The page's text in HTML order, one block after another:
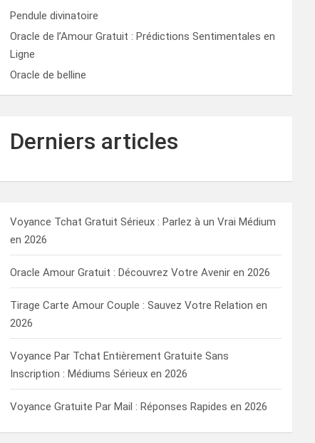
Pendule divinatoire
Oracle de l’Amour Gratuit : Prédictions Sentimentales en
Ligne
Oracle de belline
Derniers articles
Voyance Tchat Gratuit Sérieux : Parlez à un Vrai Médium
en 2026
Oracle Amour Gratuit : Découvrez Votre Avenir en 2026
Tirage Carte Amour Couple : Sauvez Votre Relation en
2026
Voyance Par Tchat Entièrement Gratuite Sans
Inscription : Médiums Sérieux en 2026
Voyance Gratuite Par Mail : Réponses Rapides en 2026